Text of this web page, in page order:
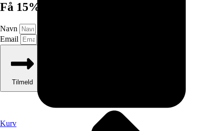
Kurv
Få 15% rabat, tilmeld nyhedsbrev!
Navn
Email
Tilmeld